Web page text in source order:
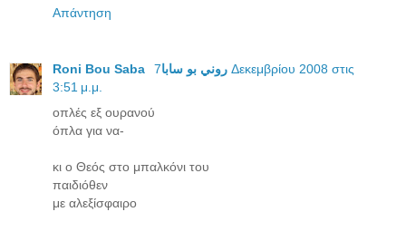
Απάντηση
Roni Bou Saba روني بو سابا7 Δεκεμβρίου 2008 στις
3:51 μ.μ.
οπλές εξ ουρανού
όπλα για να-
κι ο Θεός στο μπαλκόνι του
παιδιόθεν
με αλεξίσφαιρο